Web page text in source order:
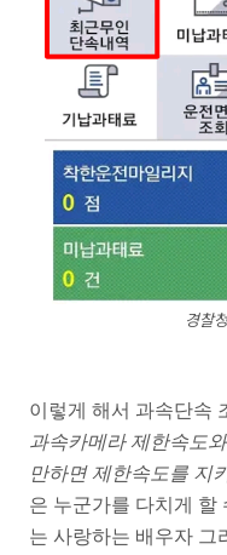
경찰
이렇게 해서 과속단속
과속카메라 제한속도
만하면 제한속도를 지
은 누군가를 다치게 할
는 사랑하는 배우자 그